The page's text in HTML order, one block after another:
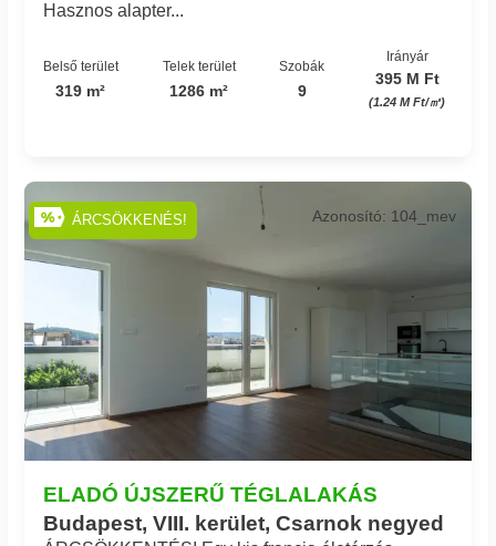
Hasznos alapter...
Belső terület
319 m²
Telek terület
1286 m²
Szobák
9
Irányár
395 M Ft
(1.24 M Ft/㎡)
ELADÓ ÚJSZERŰ TÉGLALAKÁS
Budapest, VIII. kerület, Csarnok negyed
Azonosító: 104_mev
ÁRCSÖKKENÉS!